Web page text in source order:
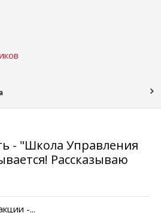
- "Школа Управления
Рассказываю
-...